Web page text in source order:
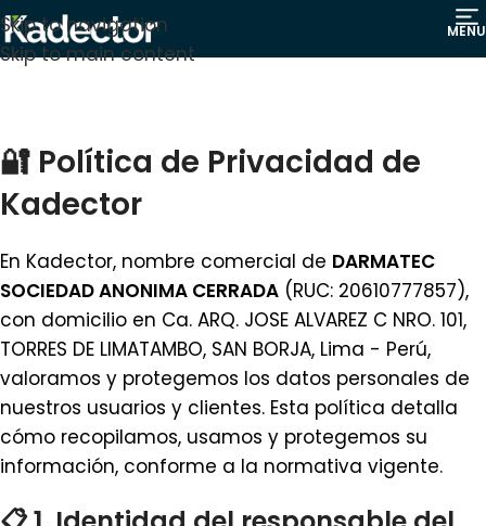
Skip to navigation
Skip to main content
MENU
🔐 Política de Privacidad de
Kadector
En Kadector, nombre comercial de DARMATEC
SOCIEDAD ANONIMA CERRADA (RUC: 20610777857),
con domicilio en Ca. ARQ. JOSE ALVAREZ C NRO. 101,
TORRES DE LIMATAMBO, SAN BORJA, Lima - Perú,
valoramos y protegemos los datos personales de
nuestros usuarios y clientes. Esta política detalla
cómo recopilamos, usamos y protegemos su
información, conforme a la normativa vigente.